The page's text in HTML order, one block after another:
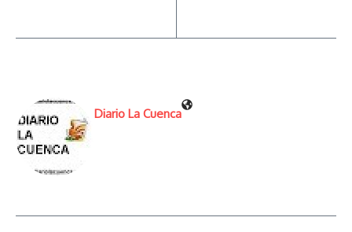
Diario La Cuenca